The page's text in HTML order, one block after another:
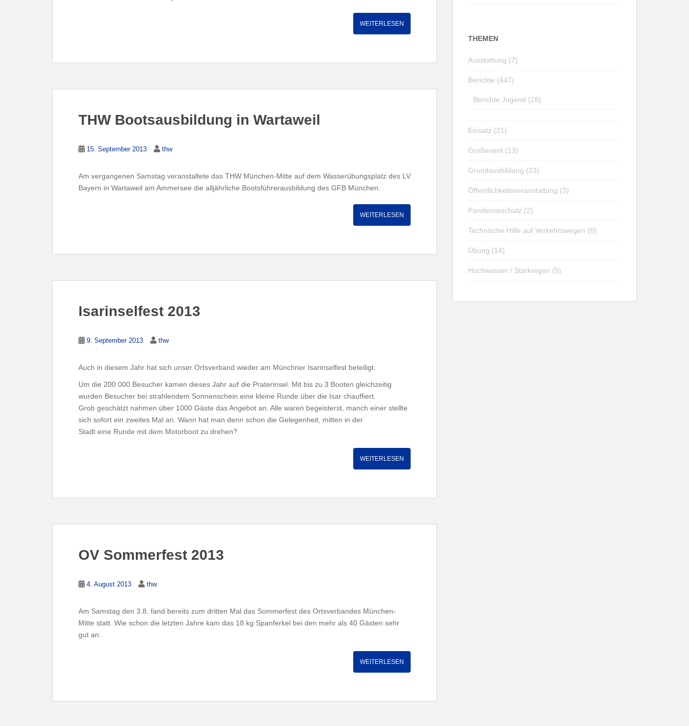
WEITERLESEN
THW Bootsausbildung in Wartaweil
15. September 2013 thw
Am vergangenen Samstag veranstaltete das THW München-Mitte auf dem Wasserübungsplatz des LV
Bayern in Wartaweil am Ammersee die alljährliche Bootsführerausbildung des GFB München.
WEITERLESEN
Isarinselfest 2013
9. September 2013 thw
Auch in diesem Jahr hat sich unser Ortsverband wieder am Münchner Isarinselfest beteiligt.
Um die 200 000 Besucher kamen dieses Jahr auf die Praterinsel. Mit bis zu 3 Booten gleichzeitig
wurden Besucher bei strahlendem Sonnenschein eine kleine Runde über die Isar chauffiert.
Grob geschätzt nahmen über 1000 Gäste das Angebot an. Alle waren begeisterst, manch einer stellte
sich sofort ein zweites Mal an. Wann hat man denn schon die Gelegenheit, mitten in der
Stadt eine Runde mit dem Motorboot zu drehen?
WEITERLESEN
OV Sommerfest 2013
4. August 2013 thw
Am Samstag den 3.8. fand bereits zum dritten Mal das Sommerfest des Ortsverbandes München-
Mitte statt. Wie schon die letzten Jahre kam das 18 kg Spanferkel bei den mehr als 40 Gästen sehr
gut an.
WEITERLESEN
THEMEN
Ausstattung (7)
Berichte (447)
Berichte Jugend (28)
Einsatz (21)
Großevent (13)
Grundausbildung (23)
Öffentlichkeitsveranstaltung (3)
Pandemieschutz (2)
Technische Hilfe auf Verkehrswegen (0)
Übung (14)
Hochwasser / Starkregen (5)